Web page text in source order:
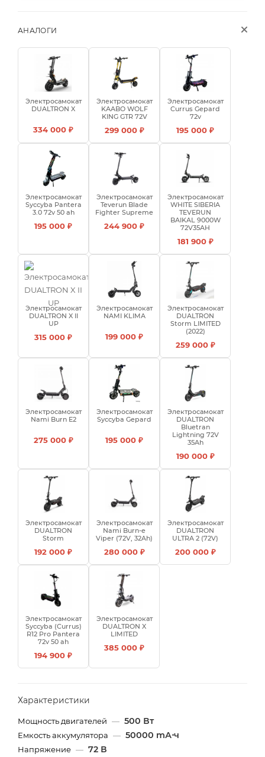
Характеристики
Мощность двигателей — 500 Вт
Емкость аккумулятора — 50000 mА⋅ч
Напряжение — 72 В
АНАЛОГИ
Электросамокат
DUALTRON X
334 000 ₽
Электросамокат
KAABO WOLF
KING GTR 72V
299 000 ₽
Электросамокат
Currus Gepard
72v
195 000 ₽
Электросамокат
Syccyba Pantera
3.0 72v 50 ah
195 000 ₽
Электросамокат
Teverun Blade
Fighter Supreme
244 900 ₽
Электросамокат
WHITE SIBERIA
TEVERUN
BAIKAL 9000W
72V35AH
181 900 ₽
Электросамокат
DUALTRON X II
UP
315 000 ₽
Электросамокат
NAMI KLIMA
199 000 ₽
Электросамокат
DUALTRON
Storm LIMITED
(2022)
259 000 ₽
Электросамокат
Nami Burn E2
275 000 ₽
Электросамокат
Syccyba Gepard
195 000 ₽
Электросамокат
DUALTRON
Bluetran
Lightning 72V
35Ah
190 000 ₽
Электросамокат
DUALTRON
Storm
192 000 ₽
Электросамокат
Nami Burn-e
Viper (72V, 32Ah)
280 000 ₽
Электросамокат
DUALTRON
ULTRA 2 (72V)
200 000 ₽
Электросамокат
Syccyba (Currus)
R12 Pro Pantera
72v 50 ah
194 900 ₽
Электросамокат
DUALTRON X
LIMITED
385 000 ₽